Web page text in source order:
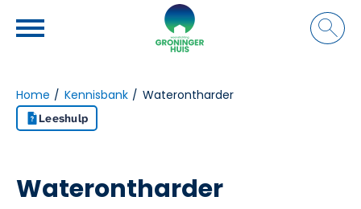
Naar hoofdinhoud
Naar hoofdnavigatiemenu
Naar zoeken
Naar de homepage
Ga naar Hoofd
Home Kennisbank Waterontharder
Leeshulp
Waterontharder